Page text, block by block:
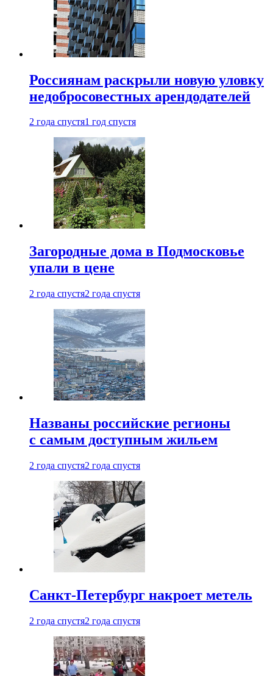
Россиянам раскрыли новую уловку
недобросовестных арендодателей
2 года спустя1 год спустя
Загородные дома в Подмосковье
упали в цене
2 года спустя2 года спустя
Названы российские регионы
с самым доступным жильем
2 года спустя2 года спустя
Санкт-Петербург накроет метель
2 года спустя2 года спустя